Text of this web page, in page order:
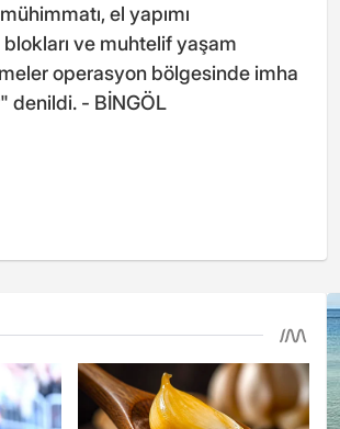
el yapımı
blokları ve muhtelif yaşam
operasyon bölgesinde imha
denildi. - BİNGÖL